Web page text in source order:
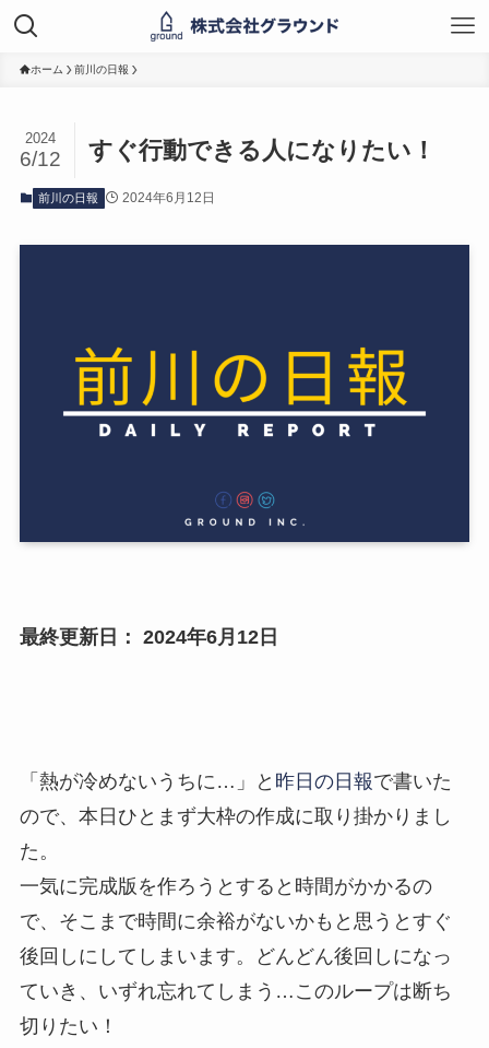
ホーム 前川の日報
すぐ行動できる人になりたい！
2024
6/12
前川の日報 2024年6月12日
最終更新日： 2024年6月12日
「熱が冷めないうちに…」と 昨日の日報で書いた
ので、本日ひとまず大枠の作成に取り掛かりまし
た。
一気に完成版を作ろうとすると時間がかかるの
で、そこまで時間に余裕がないかもと思うとすぐ
後回しにしてしまいます。どんどん後回しになっ
ていき、いずれ忘れてしまう…このループは断ち
切りたい！